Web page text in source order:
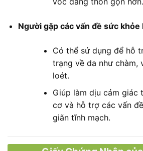
Người gặp các vấn đề sức khỏe
Có thể sử dụng để hỗ
trạng về da như chàm,
loét.
Giúp làm dịu cảm giác
cơ và hỗ trợ các vấn
giãn tĩnh mạch.